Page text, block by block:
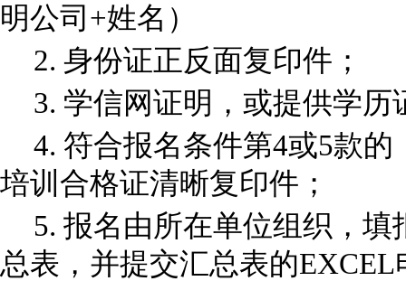
明公司+姓名）
2.身份证正反面复印件；
3. 学信网证明，或提供学
4. 符合报名条件第4或5款的
培训合格证清晰复印件；
5.报名由所在单位组织，
总表，并提交汇总表的EXCEL